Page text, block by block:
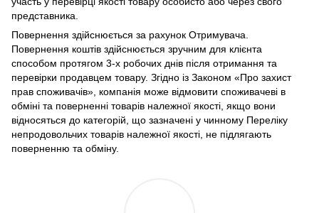
представника.
Повернення здійснюється за рахунок Отримувача.
Повернення коштів здійснюється зручним для клієнта
способом протягом 3-х робочих днів після отримання та
перевірки продавцем товару. Згідно із Законом «Про захист
прав споживачів», компанія може відмовити споживачеві в
обміні та поверненні товарів належної якості, якщо вони
відносяться до категорій, що зазначені у чинному Переліку
непродовольчих товарів належної якості, не підлягають
поверненню та обміну.